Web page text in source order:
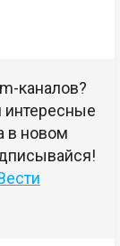
каналов?
в новом